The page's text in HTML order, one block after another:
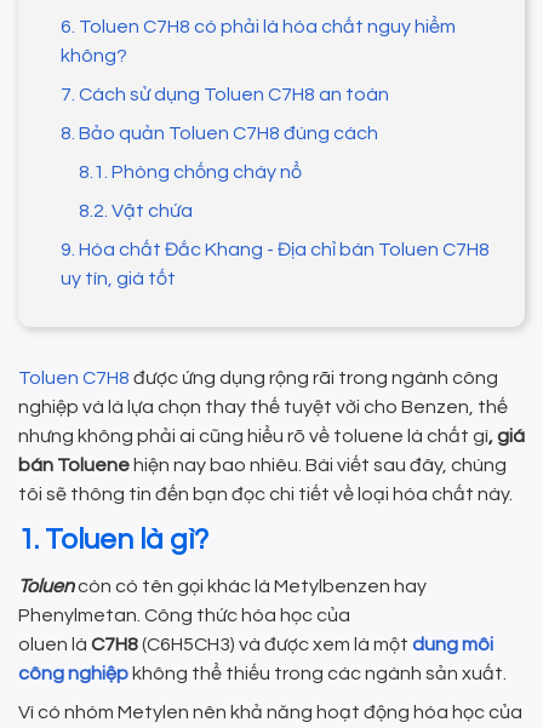
6. Toluen C7H8 có phải là hóa chất nguy hiểm
không?
7. Cách sử dụng Toluen C7H8 an toàn
8. Bảo quản Toluen C7H8 đúng cách
8.1. Phòng chống cháy nổ
8.2. Vật chứa
9. Hóa chất Đắc Khang - Địa chỉ bán Toluen C7H8
uy tín, giá tốt
Toluen C7H8 được ứng dụng rộng rãi trong ngành công
nghiệp và là lựa chọn thay thế tuyệt vời cho Benzen, thế
nhưng không phải ai cũng hiểu rõ về toluene là chất gì, giá
bán Toluene hiện nay bao nhiêu. Bài viết sau đây, chúng
tôi sẽ thông tin đến bạn đọc chi tiết về loại hóa chất này.
1. Toluen là gì?
Toluencòn có tên gọi khác là Metylbenzen hay
Phenylmetan. Công thức hóa học của
oluen là C7H8(C6H5CH3) và được xem là một dung môi
công nghiệp không thể thiếu trong các ngành sản xuất.
Vì có nhóm Metylen nên khả năng hoạt động hóa học của